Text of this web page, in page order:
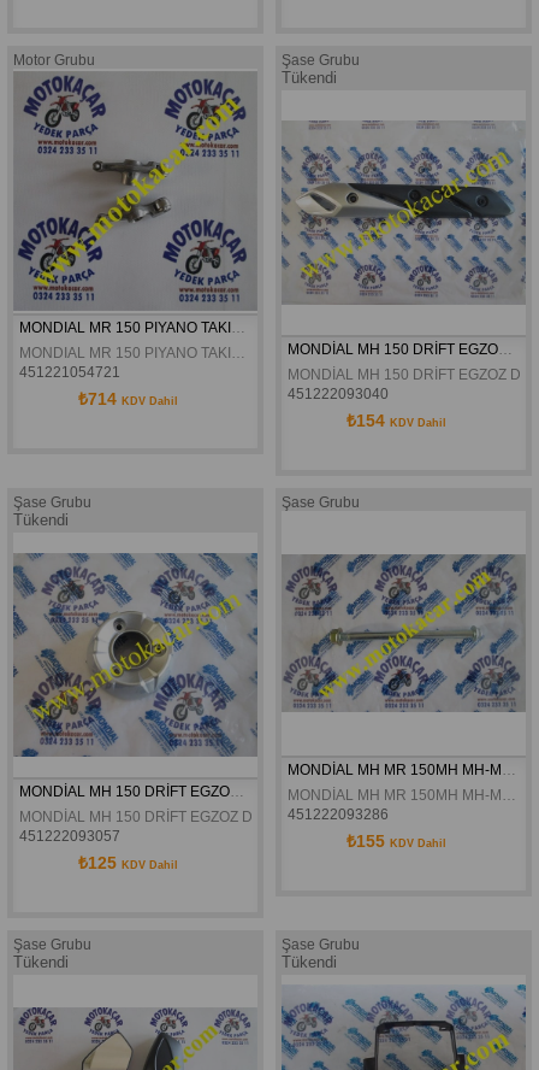
Motor Grubu
MONDIAL MR 150 PIYANO TAKIM BILYALI
MONDIAL MR 150 PIYANO TAKIM BILYALI
451221054721
₺714 KDV Dahil
Şase Grubu
Tükendi
MONDİAL MH 150 DRİFT EGZOZ DEKOR KAPAĞI ORJİNAL
MONDİAL MH 150 DRİFT EGZOZ
451222093040
₺154 KDV Dahil
Şase Grubu
Tükendi
MONDİAL MH 150 DRİFT EGZOZ DEKOR KAPAĞI ARKA ORJİNAL
MONDİAL MH 150 DRİFT EGZOZ DEKOR KAPAĞI ARKA ORJİNAL
451222093057
₺125 KDV Dahil
Şase Grubu
MONDİAL MH MR 150MH MH-MNR MAFSAL MİLİ+SOMUN ORJİNAL
MONDİAL MH MR 150MH MH-MNR MAFSAL MİLİ+SOMUN ORJİNAL
451222093286
₺155 KDV Dahil
Şase Grubu
Tükendi
Şase Grubu
Tükendi